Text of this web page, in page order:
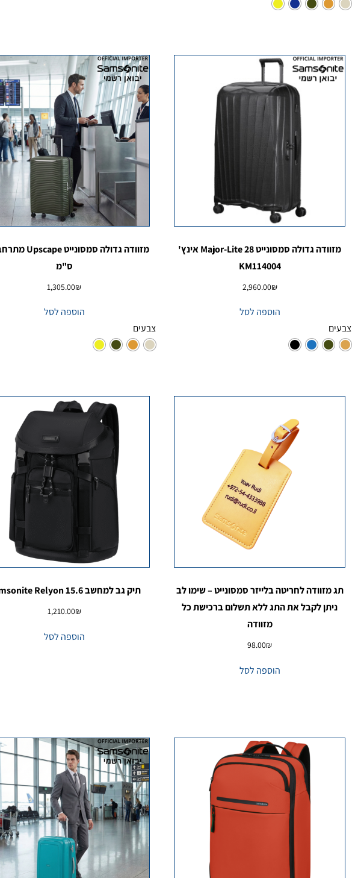
מזוודה גדולה סמסונייט Major-Lite 28 אינץ'
KM114004
2,960.00₪
הוספה לסל
צבעים
ס"מ
1,305.00₪
הוספה לסל
צבעים
תג מזוודה לחריטה בלייזר סמסונייט – שימו לב
ניתן לקבל את התג ללא תשלום ברכישת כל
מזוודה
98.00₪
הוספה לסל
תיק גב למחשב Samsonite Relyon 15.6
1,210.00₪
הוספה לסל